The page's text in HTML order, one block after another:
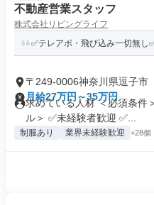
不動産営業スタッフ
株式会社リビングライフ
✅テレアポ・飛び込み一切無し
〒249-0006神奈川県逗子市
月給27万円～35万円
求めている人材 ＜必須条件
ル＞ ✅未経験者歓迎 ✅...
制服あり 業界未経験歓迎 +28個